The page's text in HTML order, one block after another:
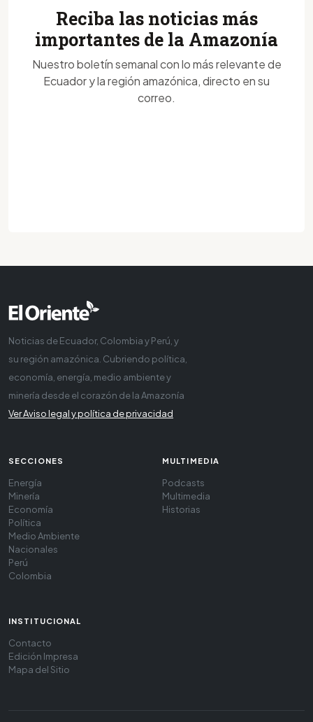
Reciba las noticias más
importantes de la Amazonía
Nuestro boletín semanal con lo más relevante de
Ecuador y la región amazónica, directo en su
correo.
Noticias de Ecuador, Colombia y Perú, y
su región amazónica. Cubriendo política,
economía, energía, medio ambiente y
minería desde el corazón de la Amazonía
Ver Aviso legal y política de privacidad
SECCIONES
Energía
Minería
Economía
Política
Medio Ambiente
Nacionales
Perú
Colombia
MULTIMEDIA
Podcasts
Multimedia
Historias
INSTITUCIONAL
Contacto
Edición Impresa
Mapa del Sitio